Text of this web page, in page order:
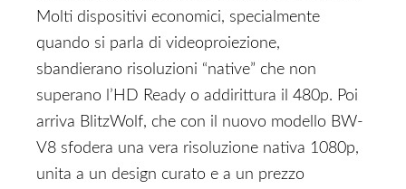
Molti dispositivi economici, specialmente
quando si parla di videoproiezione,
sbandierano risoluzioni “native” che non
superano l’HD Ready o addirittura il 480p. Poi
arriva BlitzWolf, che con il nuovo modello BW-
V8 sfodera una vera risoluzione nativa 1080p,
unita a un design curato e a un prezzo